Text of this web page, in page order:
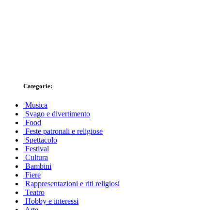
Categorie:
Musica
Svago e divertimento
Food
Feste patronali e religiose
Spettacolo
Festival
Cultura
Bambini
Fiere
Rappresentazioni e riti religiosi
Teatro
Hobby e interessi